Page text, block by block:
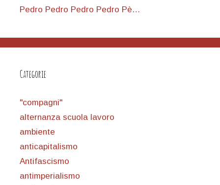
Pedro Pedro Pedro Pedro Pè…
Categorie
"compagni"
alternanza scuola lavoro
ambiente
anticapitalismo
Antifascismo
antimperialismo